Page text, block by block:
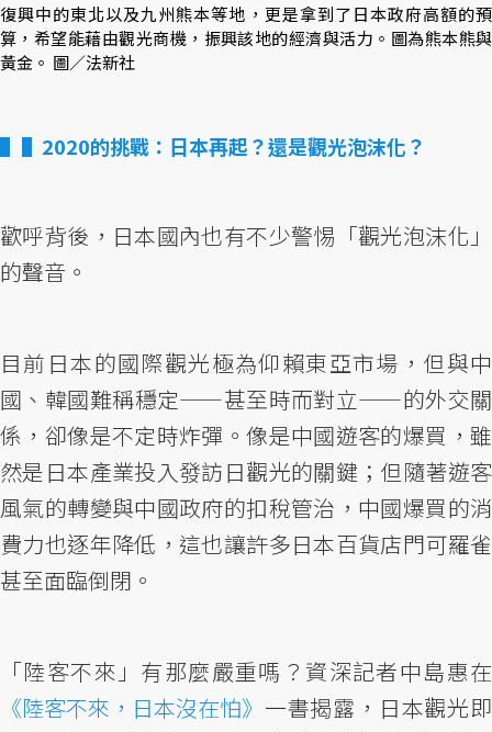
復興中的東北以及九州熊本等地，更是拿到了日本政府高額的預
算，希望能藉由觀光商機，振興該地的經濟與活力。圖為熊本熊與
黃金。 圖／法新社
▌2020的挑戰：日本再起？還是觀光泡沫化？
歡呼背後，日本國內也有不少警惕「觀光泡沫化」
的聲音。
目前日本的國際觀光極為仰賴東亞市場，但與中
國、韓國難稱穩定——甚至時而對立——的外交關
係，卻像是不定時炸彈。像是中國遊客的爆買，雖
然是日本產業投入發訪日觀光的關鍵；但隨著遊客
風氣的轉變與中國政府的扣稅管治，中國爆買的消
費力也逐年降低，這也讓許多日本百貨店門可羅雀
甚至面臨倒閉。
「陸客不來」有那麼嚴重嗎？資深記者中島惠在
《陸客不來，日本沒在怕》 一書揭露，日本觀光即